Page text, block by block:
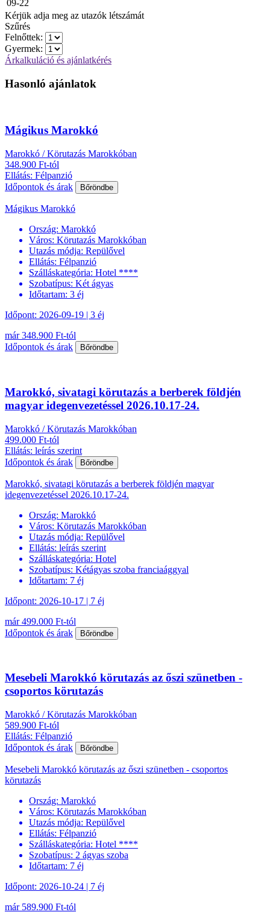
09-22
Kérjük adja meg az utazók létszámát
Szűrés
Felnőttek:
Gyermek:
Árkalkuláció és ajánlatkérés
Hasonló ajánlatok
Mágikus Marokkó
Marokkó / Körutazás Marokkóban
348.900 Ft-tól
Ellátás: Félpanzió
Időpontok és árak
Bőröndbe
Mágikus Marokkó
Ország: Marokkó
Város: Körutazás Marokkóban
Utazás módja: Repülővel
Ellátás: Félpanzió
Szálláskategória: Hotel ****
Szobatípus: Két ágyas
Időtartam: 3 éj
Időpont: 2026-09-19 | 3 éj
már 348.900 Ft-tól
Időpontok és árak
Bőröndbe
Marokkó, sivatagi körutazás a berberek földjén
magyar idegenvezetéssel 2026.10.17-24.
Marokkó / Körutazás Marokkóban
499.000 Ft-tól
Ellátás: leírás szerint
Időpontok és árak
Bőröndbe
Marokkó, sivatagi körutazás a berberek földjén magyar
idegenvezetéssel 2026.10.17-24.
Ország: Marokkó
Város: Körutazás Marokkóban
Utazás módja: Repülővel
Ellátás: leírás szerint
Szálláskategória: Hotel
Szobatípus: Kétágyas szoba franciaággyal
Időtartam: 7 éj
Időpont: 2026-10-17 | 7 éj
már 499.000 Ft-tól
Időpontok és árak
Bőröndbe
Mesebeli Marokkó körutazás az őszi szünetben -
csoportos körutazás
Marokkó / Körutazás Marokkóban
589.900 Ft-tól
Ellátás: Félpanzió
Időpontok és árak
Bőröndbe
Mesebeli Marokkó körutazás az őszi szünetben - csoportos
körutazás
Ország: Marokkó
Város: Körutazás Marokkóban
Utazás módja: Repülővel
Ellátás: Félpanzió
Szálláskategória: Hotel ****
Szobatípus: 2 ágyas szoba
Időtartam: 7 éj
Időpont: 2026-10-24 | 7 éj
már 589.900 Ft-tól